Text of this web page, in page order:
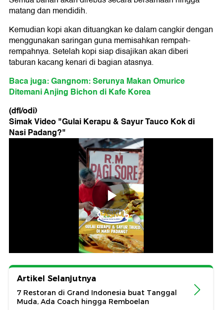
matang dan mendidih.
Kemudian kopi akan dituangkan ke dalam cangkir dengan
menggunakan saringan guna memisahkan rempah-
rempahnya. Setelah kopi siap disajikan akan diberi
taburan kacang kenari di bagian atasnya.
Baca juga: Gangnom: Serunya Makan Omurice
Ditemani Anjing Bichon di Kafe Korea
(dfl/odi)
Simak Video "Gulai Kerapu & Sayur Tauco Kok di
Nasi Padang?"
Artikel Selanjutnya
7 Restoran di Grand Indonesia buat Tanggal
Muda, Ada Coach hingga Remboelan